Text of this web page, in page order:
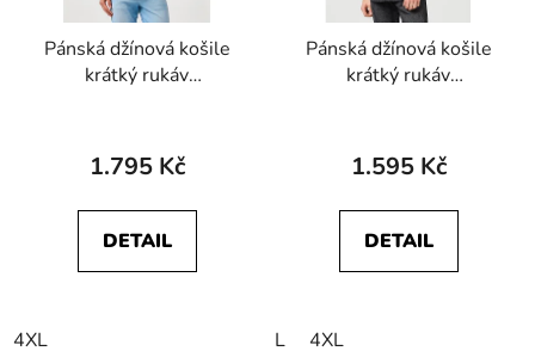
Pánská džínová košile
krátký rukáv
WESTERN SHIRT
Authentic Tint
1.795 Kč
DETAIL
4XL
Pánská džínová košile
krátký rukáv
WESTERN SHIRT
Enchanted Black
1.595 Kč
DETAIL
L 4XL